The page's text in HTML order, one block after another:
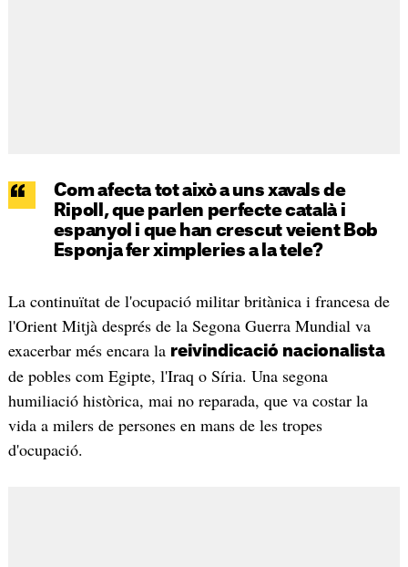
Com afecta tot això a uns xavals de
Ripoll,que parlen perfecte català i
espanyol i que han crescut veient Bob
Esponja fer ximpleries a la tele?
La continuïtat de l'ocupació militar britànica i francesa de
l'Orient Mitjà després de la Segona Guerra Mundial va
exacerbar més encara la reivindicació nacionalista
de pobles com Egipte, l'Iraq o Síria. Una segona
humiliació històrica, mai no reparada, que va costar la
vida a milers de persones en mans de les tropes
d'ocupació.